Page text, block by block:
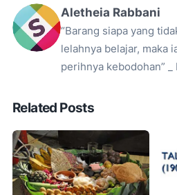
Aletheia Rabbani
“Barang siapa yang
lelahnya belajar, maka
perihnya kebodohan” _
Related Posts